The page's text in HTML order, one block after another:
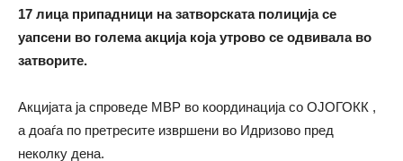
17 лица припадници на затворската полиција се
уапсени во голема акција која утрово се одвивала во
затворите.
Акцијата ја спроведе МВР во координација со ОЈОГОКК ,
а доаѓа по претресите извршени во Идризово пред
неколку дена.